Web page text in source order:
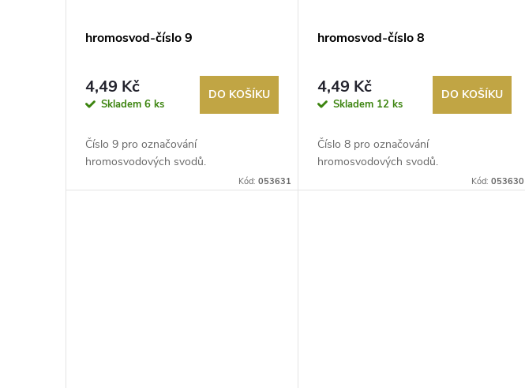
u
hromosvod-číslo 9
4,49 Kč
Skladem 6 ks
DO KOŠÍKU
Číslo 9 pro označování
hromosvodových svodů.
Kód:053631
hromosvod-číslo 8
4,49 Kč
Skladem 12 ks
DO KOŠÍKU
Číslo 8 pro označování
hromosvodových svodů.
Kód: 053630